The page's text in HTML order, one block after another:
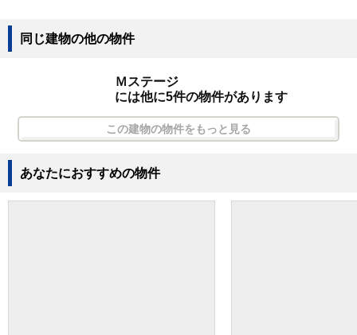
同じ建物の他の物件
Ｍステージ
には他に5件の物件があります
この建物の物件をもっと見る
あなたにおすすめの物件